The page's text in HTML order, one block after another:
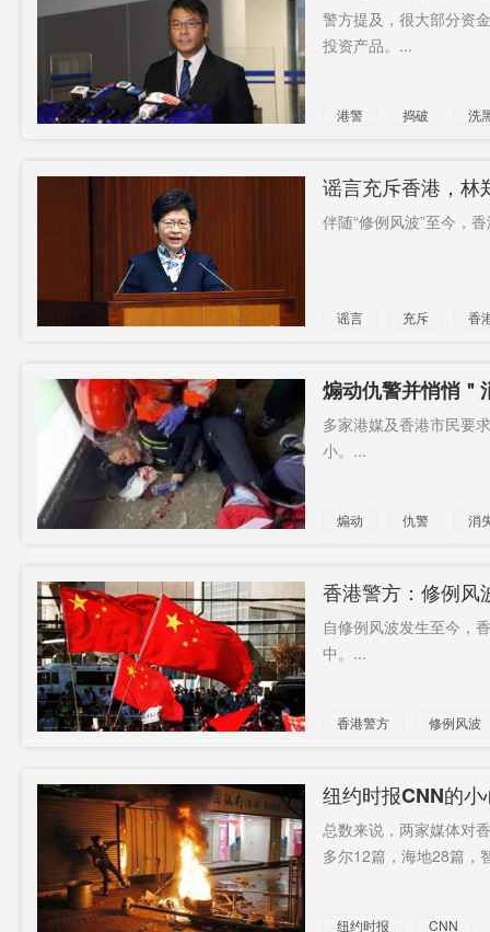
警方提及，很大部分资
投资产品。...
港警 捣破
洗
谣言充斥香港，林
伴随“修例风波”至今，
谣言 充斥 香
煽动仇警并悄悄＂
多家港媒及香港市民要
小。...
煽动 仇警
消
香港警方：修例风
自修例风波发生至今，
中。...
香港警方
修例风波
纽约时报CNN的
总数来说，两家媒体对
多尔12篇，海地28篇，
纽约时报 CNN